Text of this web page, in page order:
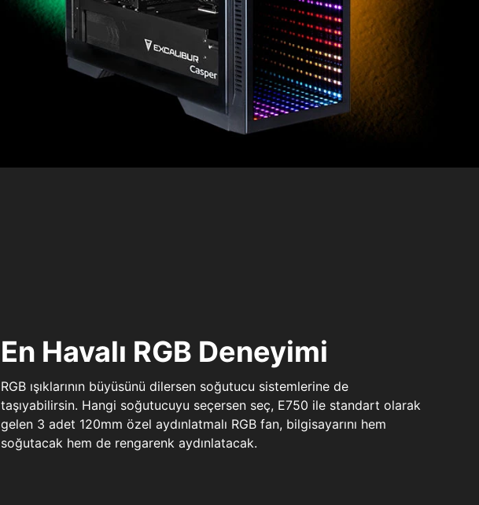
En Havalı RGB Deneyimi
RGB ışıklarının büyüsünü dilersen soğutucu sistemlerine de
taşıyabilirsin. Hangi soğutucuyu seçersen seç, E750 ile standart olarak
gelen 3 adet 120mm özel aydınlatmalı RGB fan, bilgisayarını hem
soğutacak hem de rengarenk aydınlatacak.